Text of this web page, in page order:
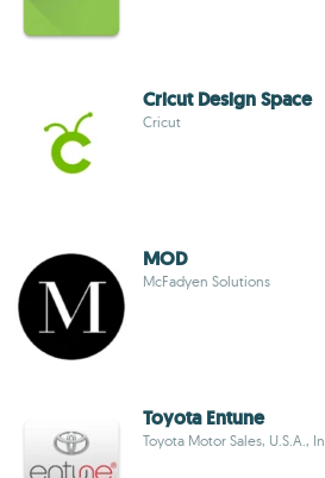
Cricut Design Space
Cricut
MOD
McFadyen Solutions
Toyota Entune
Toyota Motor Sales, U.S.A., In